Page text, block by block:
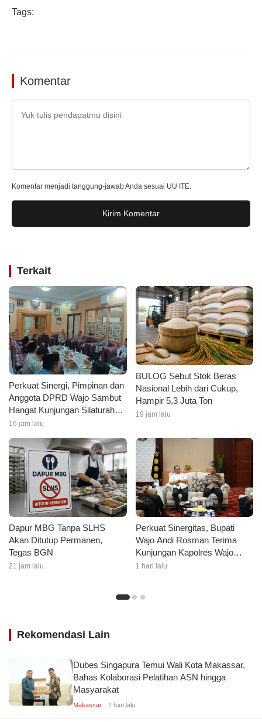
Tags:
Komentar
Komentar menjadi tanggung-jawab Anda sesuai UU ITE.
Kirim Komentar
Terkait
Perkuat Sinergi, Pimpinan dan
Anggota DPRD Wajo Sambut
Hangat Kunjungan Silaturahmi
Kapolres Wajo yang Baru
16 jam lalu
BULOG Sebut Stok Beras
Nasional Lebih dari Cukup,
Hampir 5,3 Juta Ton
19 jam lalu
Dapur MBG Tanpa SLHS
Akan Ditutup Permanen,
Tegas BGN
21 jam lalu
Perkuat Sinergitas, Bupati
Wajo Andi Rosman Terima
Kunjungan Kapolres Wajo
AKBP Douglas Mahendrajaya
1 hari lalu
Rekomendasi Lain
Dubes Singapura Temui Wali Kota Makassar,
Bahas Kolaborasi Pelatihan ASN hingga
Masyarakat
Makassar 2 hari lalu